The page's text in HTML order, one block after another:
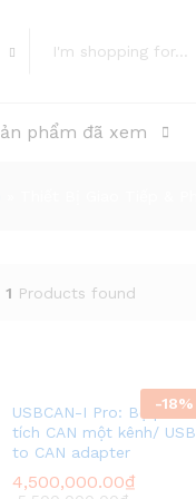
phẩm đã xem
1 Products found
-18%
USBCAN-I Pro: Bộ phân
tích CAN một kênh/ USB
to CAN adapter
4,500,000.00₫
4,500,000.00₫